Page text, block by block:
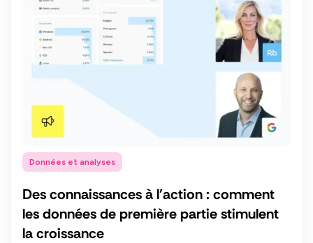
Données et analyses
Des connaissances à l'action : comment
les données de première partie stimulent
la croissance